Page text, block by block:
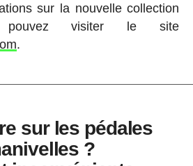
sur la nouvelle collection
pouvez visiter le site
.
sur les pédales
?